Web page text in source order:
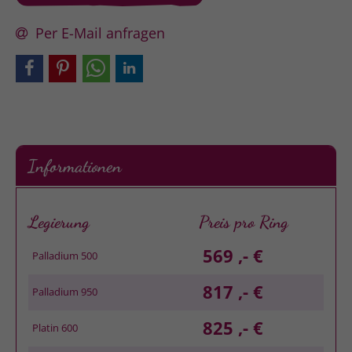
Per E-Mail anfragen
Informationen
Legierung Preis pro Ring
Palladium 500 569 ,- €
Palladium 950 817 ,- €
Platin 600 825 ,- €